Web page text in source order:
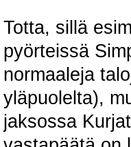
Totta, sillä
pyörteissä
normaaleja
yläpuolelta),
jaksossa